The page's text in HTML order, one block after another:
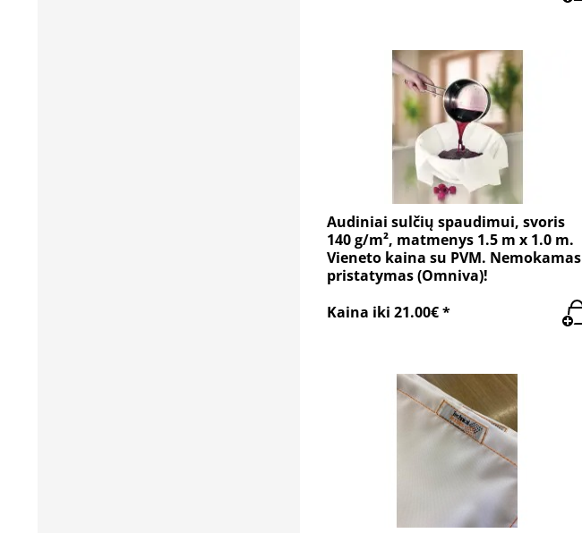
Audiniai sulčių spaudimui, svoris
140 g/m², matmenys 1.5 m x 1.0 m.
Vieneto kaina su PVM. Nemokamas
pristatymas (Omniva)!
Kaina iki 21.00€ *